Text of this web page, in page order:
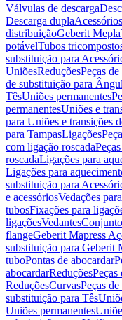
Válvulas de descarga
Descarga dupla
distribuiçãoGeberit Mepla
potávelTubos
substituição para
UniõesReduçõesPeças
de substituição para
TêsUniões permanentes
permanentesUniões e
para Uniões e transições
para TampasLigações
com ligação roscada
roscadaLigações para
Ligações para
substituição para
e acessóriosVedações
tubosFixações para
ligaçõesVedantes
flangeGeberit Mapress
substituição para Geberit
tuboPontas de abocardar
abocardarReduçõesPeças
ReduçõesCurvasPeças
substituição para Tês
Uniões permanentes